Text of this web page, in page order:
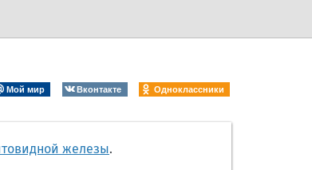
Мой мир Вконтакте Одноклассники
железы.